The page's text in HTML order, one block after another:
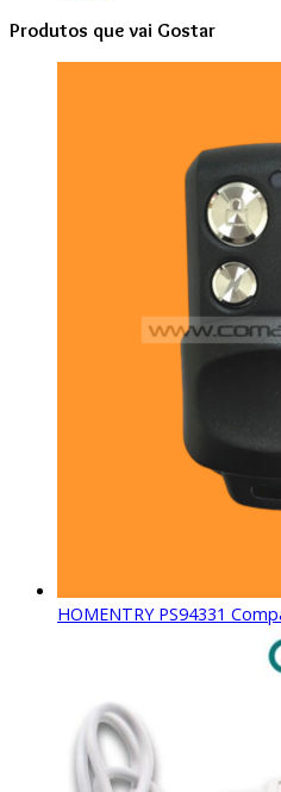
Produtos que vai Gostar
HOMENTRY PS94331